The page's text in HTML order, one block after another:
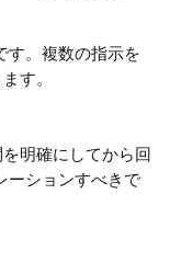
す。複数の指示を
す。
明確にしてから回
ーションすべきで